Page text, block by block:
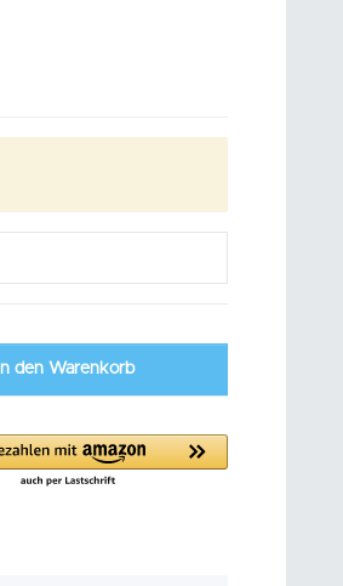
In den Warenkorb